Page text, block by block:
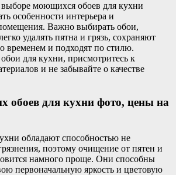
моющихся обоев для кухни
особенности интерьера и
Важно выбирать обои,
удалять пятна и грязь, сохраняют
временем и подходят по стилю.
для кухни, присмотритесь к
и не забывайте о качестве
обоев для кухни фото, цены на
обладают способностью не
поэтому очищение от пятен и
намного проще. Они способны
первоначальную яркость и цветовую